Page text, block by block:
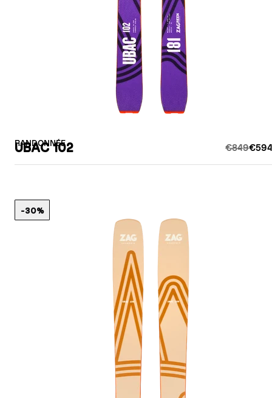
RANDONNÉE
UBAC 102 €849
-30%